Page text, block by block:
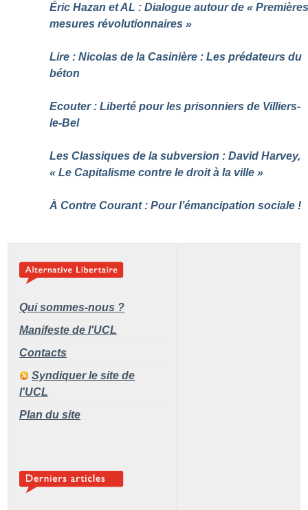
Éric Hazan et AL : Dialogue autour de «
mesures révolutionnaires »
Lire : Nicolas de la Casinière : Les prédateurs du
béton
Ecouter : Liberté pour les prisonniers de Villiers-
le-Bel
Les Classiques de la subversion : David Harvey,
« Le Capitalisme contre le droit à la ville »
À Contre Courant : Pour l’émancipation sociale !
Qui sommes-nous ?
Manifeste de l'UCL
Contacts
Syndiquer le site de
l'UCL
Plan du site